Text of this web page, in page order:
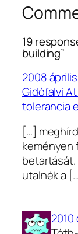
19
building”
2008
Gidófalvi
tolerancia
[…]
keményen
betartását.
utalnék a
2010